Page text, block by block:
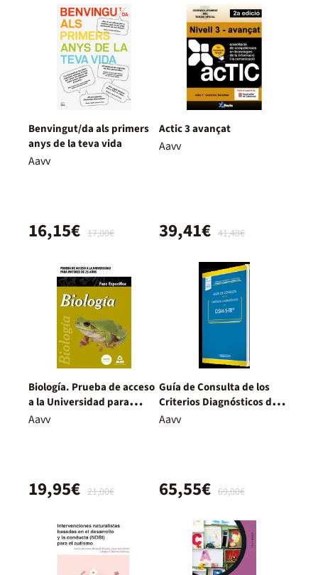
Benvingut/da als primers
anys de la teva vida
Aavv
17,00€
16,15€
Actic 3 avançat
Aavv
41,48€
39,41€
Biología. Prueba de acceso
a la Universidad para
Mayores de 25 años
Aavv
21,00€
19,95€
Guía de Consulta de los
Criterios Diagnósticos del
DSM-5- TR ®
Aavv
69,00€
65,55€